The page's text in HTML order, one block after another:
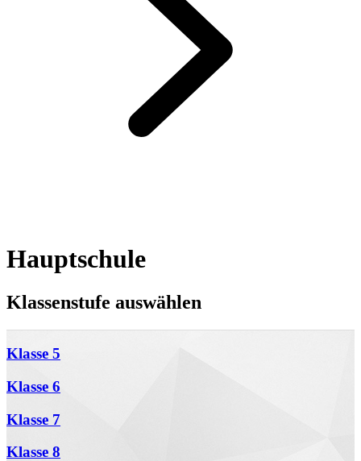
Hauptschule
Klassenstufe auswählen
Klasse 5
Klasse 6
Klasse 7
Klasse 8